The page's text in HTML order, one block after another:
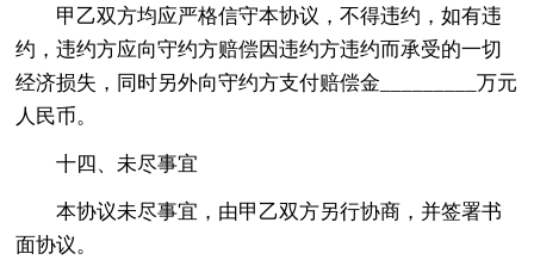
甲乙双方均应严格信守本协议，不得违约，如有违
约，违约方应向守约方赔偿因违约方违约而承受的一切
经济损失，同时另外向守约方支付赔偿金_________万元
人民币。
十四、未尽事宜
本协议未尽事宜，由甲乙双方另行协商，并签署书
面协议。